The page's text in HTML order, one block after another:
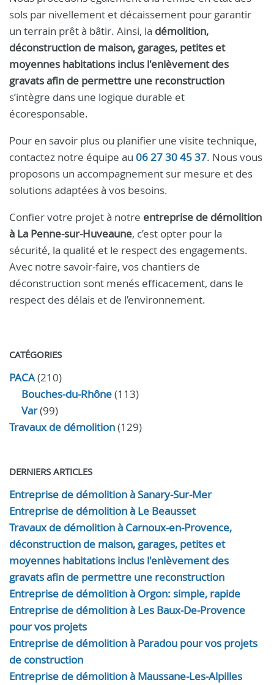
sols par nivellement et décaissement pour garantir
un terrain prêt à bâtir. Ainsi, la démolition,
déconstruction de maison, garages, petites et
moyennes habitations inclus l'enlèvement des
gravats afin de permettre une reconstruction
s’intègre dans une logique durable et
écoresponsable.
Pour en savoir plus ou planifier une visite technique,
contactez notre équipe au 06 27 30 45 37. Nous vous
proposons un accompagnement sur mesure et des
solutions adaptées à vos besoins.
Confier votre projet à notre entreprise de démolition
à La Penne-sur-Huveaune, c’est opter pour la
sécurité, la qualité et le respect des engagements.
Avec notre savoir-faire, vos chantiers de
déconstruction sont menés efficacement, dans le
respect des délais et de l’environnement.
CATÉGORIES
PACA(210)
Bouches-du-Rhône(113)
Var(99)
Travaux de démolition(129)
DERNIERS ARTICLES
Entreprise de démolition à Sanary-Sur-Mer
Entreprise de démolition à Le Beausset
Travaux de démolition à Carnoux-en-Provence,
déconstruction de maison, garages, petites et
moyennes habitations inclus l'enlèvement des
gravats afin de permettre une reconstruction
Entreprise de démolition à Orgon: simple, rapide
Entreprise de démolition à Les Baux-De-Provence
pour vos projets
Entreprise de démolition à Paradou pour vos projets
de construction
Entreprise de démolition à Maussane-Les-Alpilles